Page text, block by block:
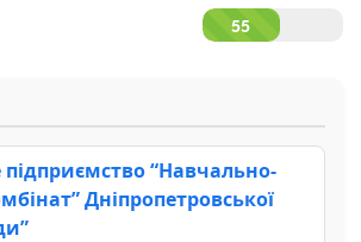
55
“Навчально-
Дніпропетровської